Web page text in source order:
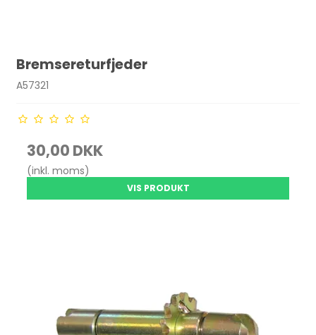
Bremsereturfjeder
A57321
30,00 DKK
(inkl. moms)
VIS PRODUKT